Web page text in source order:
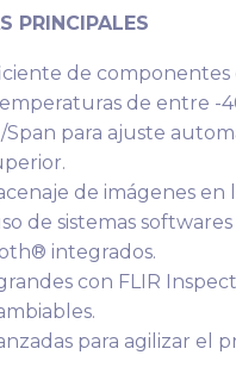
PRINCIPALES
de
de entre -40
Span para ajuste
de imágenes
de sistemas
integrados.
con FLIR
para agilizar el